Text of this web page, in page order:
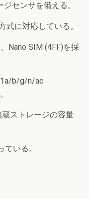
センサを備える。
式に対応している。
Nano SIM (4FF)を採
b/g/n/ac
ストレージの容量
いる。